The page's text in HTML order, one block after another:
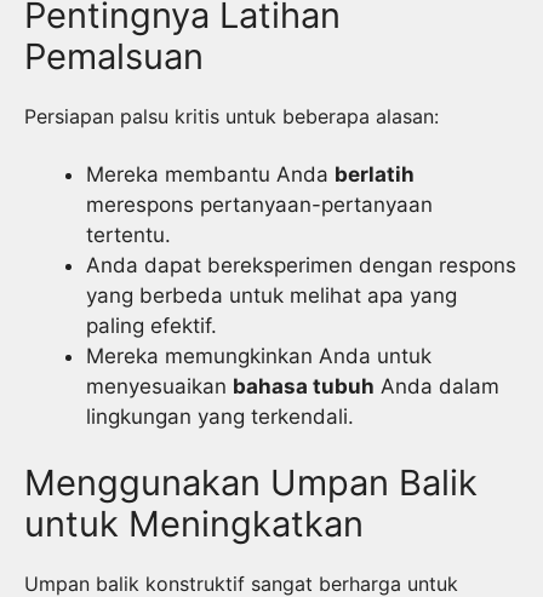
Pentingnya Latihan
Pemalsuan
Persiapan palsu kritis untuk beberapa alasan:
Mereka membantu Anda berlatih
merespons pertanyaan-pertanyaan
tertentu.
Anda dapat bereksperimen dengan respons
yang berbeda untuk melihat apa yang
paling efektif.
Mereka memungkinkan Anda untuk
menyesuaikan bahasa tubuh Anda dalam
lingkungan yang terkendali.
Menggunakan Umpan Balik
untuk Meningkatkan
Umpan balik konstruktif sangat berharga untuk